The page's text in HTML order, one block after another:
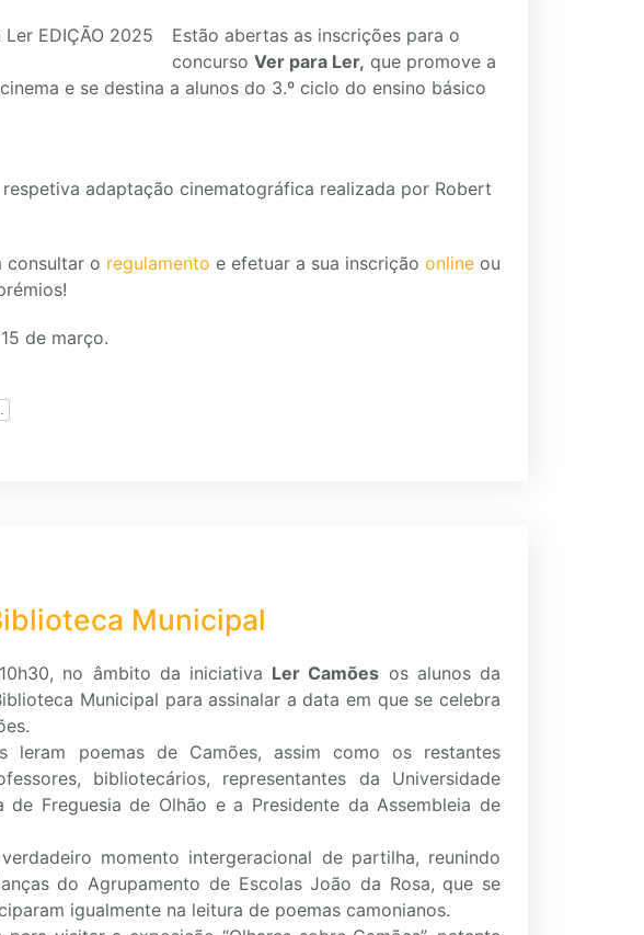
Estão abertas as inscrições para o
concurso Ver para Ler, que promove a
e se destina a alunos do 3.º ciclo do ensino básico
respetiva adaptação cinematográfica realizada por Robert
consultar o regulamento e efetuar a sua inscrição online ou
de março.
Municipal
no âmbito da iniciativa Ler Camões os alunos da
Municipal para assinalar a data em que se celebra
leram poemas de Camões, assim como os restantes
bibliotecários, representantes da Universidade
de Freguesia de Olhão e a Presidente da Assembleia de
momento intergeracional de partilha, reunindo
do Agrupamento de Escolas João da Rosa, que se
igualmente na leitura de poemas camonianos.